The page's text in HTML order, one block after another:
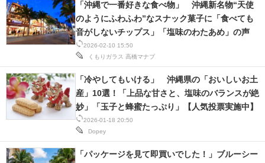
2026-02-10 15:50
くもりガラス 高橋マナブ
「沖縄で一番好きな食べ物」 沖縄新名物“天使
のようにふわふわ”なスナック菓子に「食べても
音がしないチップス」「塩味のわたあめ」の声
2026-01-18 20:50
Dopey
「冷やしてもいける」 沖縄県の「おいしいお土
産」10選！「上品な甘さと、塩味のバランスが絶
妙」「玉子と蜂蜜たっぷり」【人気投票実施中】
「パッケージを見て即買いでした！」ブルーシー